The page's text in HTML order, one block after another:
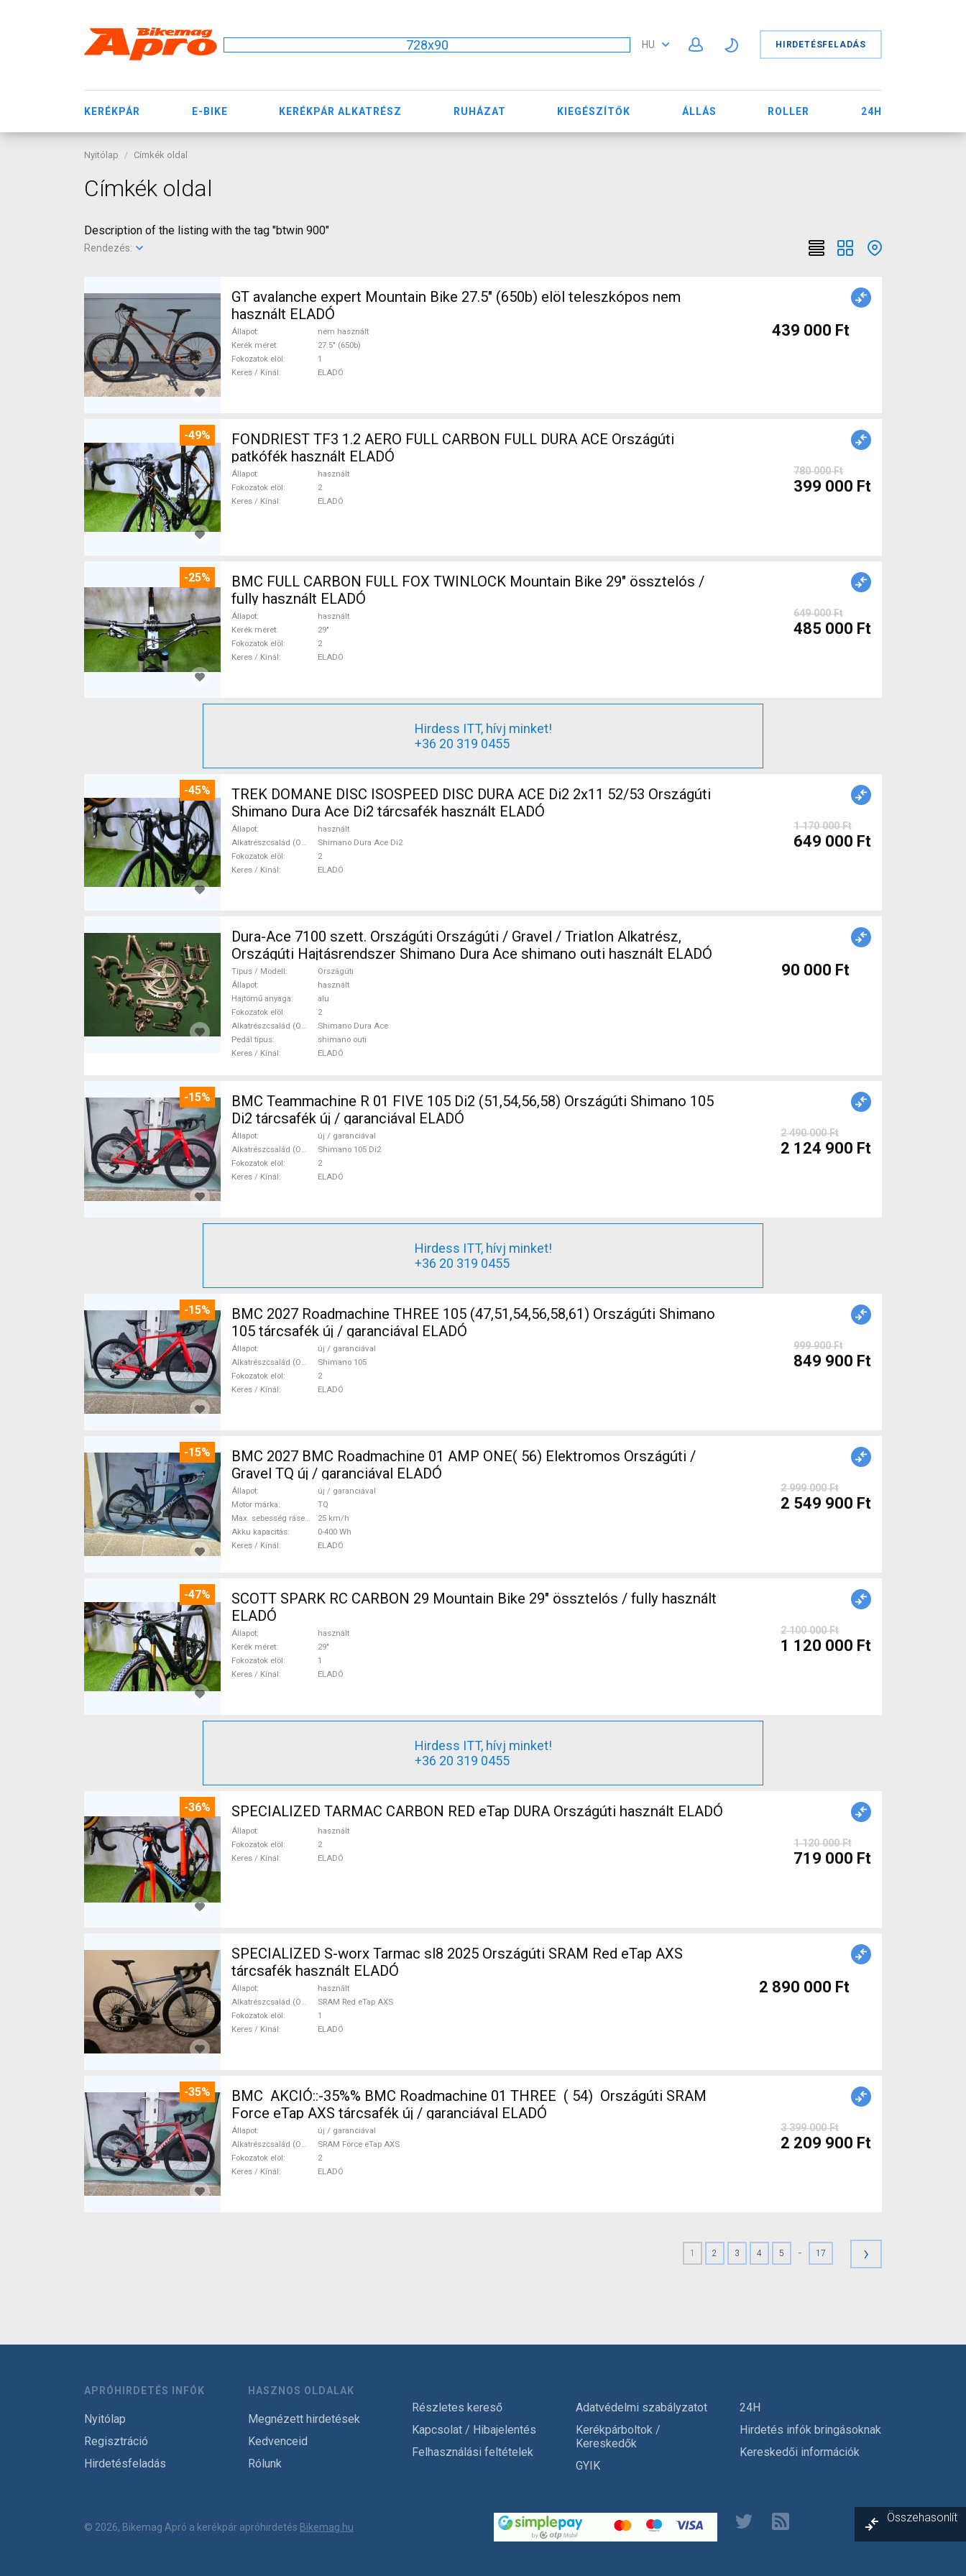
728x90 HU HIRDETÉSFELADÁS
KERÉKPÁR E-BIKE KERÉKPÁR ALKATRÉSZ RUHÁZAT KIEGÉSZÍTŐK ÁLLÁS ROLLER 24H
Nyitólap Címkék oldal
Címkék oldal
Description of the listing with the tag "btwin 900"
Rendezés:
GT avalanche expert Mountain Bike 27.5" (650b) elöl teleszkópos nem
használt ELADÓ
Állapot
nem használt
Kerék méret
27.5" (650b)
Fokozatok elöl
1
Keres / Kínál
ELADÓ
439 000 Ft
-49%
FONDRIEST TF3 1.2 AERO FULL CARBON FULL DURA ACE Országúti
patkófék használt ELADÓ
Állapot
használt
Fokozatok elöl
2
Keres / Kínál
ELADÓ
780 000 Ft
399 000 Ft
-25%
BMC FULL CARBON FULL FOX TWINLOCK Mountain Bike 29" össztelós /
fully használt ELADÓ
Állapot
használt
Kerék méret
29"
Fokozatok elöl
2
Keres / Kínál
ELADÓ
649 000 Ft
485 000 Ft
Hirdess ITT, hívj minket!
+36 20 319 0455
-45%
TREK DOMANE DISC ISOSPEED DISC DURA ACE Di2 2x11 52/53 Országúti
Shimano Dura Ace Di2 tárcsafék használt ELADÓ
Állapot
használt
Alkatrészcsalád (Outi)
Shimano Dura Ace Di2
Fokozatok elöl
2
Keres / Kínál
ELADÓ
1 170 000 Ft
649 000 Ft
Dura-Ace 7100 szett. Országúti Országúti / Gravel / Triatlon Alkatrész,
Országúti Hajtásrendszer Shimano Dura Ace shimano outi használt ELADÓ
Típus / Modell
Országúti
Állapot
használt
Hajtómű anyaga
alu
Fokozatok elöl
2
Alkatrészcsalád (Outi)
Shimano Dura Ace
Pedál típus
shimano outi
Keres / Kínál
ELADÓ
90 000 Ft
-15%
BMC Teammachine R 01 FIVE 105 Di2 (51,54,56,58) Országúti Shimano 105
Di2 tárcsafék új / garanciával ELADÓ
Állapot
új / garanciával
Alkatrészcsalád (Outi)
Shimano 105 Di2
Fokozatok elöl
2
Keres / Kínál
ELADÓ
2 490 000 Ft
2 124 900 Ft
Hirdess ITT, hívj minket!
+36 20 319 0455
-15%
BMC 2027 Roadmachine THREE 105 (47,51,54,56,58,61) Országúti Shimano
105 tárcsafék új / garanciával ELADÓ
Állapot
új / garanciával
Alkatrészcsalád (Outi)
Shimano 105
Fokozatok elöl
2
Keres / Kínál
ELADÓ
999 900 Ft
849 900 Ft
-15%
BMC 2027 BMC Roadmachine 01 AMP ONE( 56) Elektromos Országúti /
Gravel TQ új / garanciával ELADÓ
Állapot
új / garanciával
Motor márka
TQ
Max. sebesség rásegítéssel
25 km/h
Akku kapacitás
0-400 Wh
Keres / Kínál
ELADÓ
2 999 000 Ft
2 549 900 Ft
-47%
SCOTT SPARK RC CARBON 29 Mountain Bike 29" össztelós / fully használt
ELADÓ
Állapot
használt
Kerék méret
29"
Fokozatok elöl
1
Keres / Kínál
ELADÓ
2 100 000 Ft
1 120 000 Ft
Hirdess ITT, hívj minket!
+36 20 319 0455
-36% SPECIALIZED TARMAC CARBON RED eTap DURA Országúti használt ELADÓ
Állapot
használt
Fokozatok elöl
2
Keres / Kínál
ELADÓ
1 120 000 Ft
719 000 Ft
SPECIALIZED S-worx Tarmac sl8 2025 Országúti SRAM Red eTap AXS
tárcsafék használt ELADÓ
Állapot
használt
Alkatrészcsalád (Outi)
SRAM Red eTap AXS
Fokozatok elöl
1
Keres / Kínál
ELADÓ
2 890 000 Ft
-35%
BMC AKCIÓ::-35%% BMC Roadmachine 01 THREE ( 54) Országúti SRAM
Force eTap AXS tárcsafék új / garanciával ELADÓ
Állapot
új / garanciával
Alkatrészcsalád (Outi)
SRAM Force eTap AXS
Fokozatok elöl
2
Keres / Kínál
ELADÓ
3 399 000 Ft
2 209 900 Ft
1 2 3 4 5 - 17 ›
APRÓHIRDETÉS INFÓK
Nyitólap
Regisztráció
Hirdetésfeladás
HASZNOS OLDALAK
Megnézett hirdetések
Kedvenceid
Rólunk
Részletes kereső
Kapcsolat / Hibajelentés
Felhasználási feltételek
Adatvédelmi szabályzatot
Kerékpárboltok /
Kereskedők
GYIK
24H
Hirdetés infók bringásoknak
Kereskedői információk
© 2026, Bikemag Apró a kerékpár apróhirdetés Bikemag.hu
Összehasonlít